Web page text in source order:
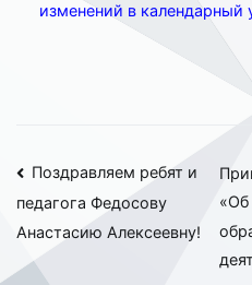
изменений в календарный
Навигация
по
записям
Поздравляем ребят и
педагога Федосову
Анастасию Алексеевну!
«Об